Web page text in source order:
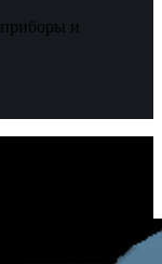
и